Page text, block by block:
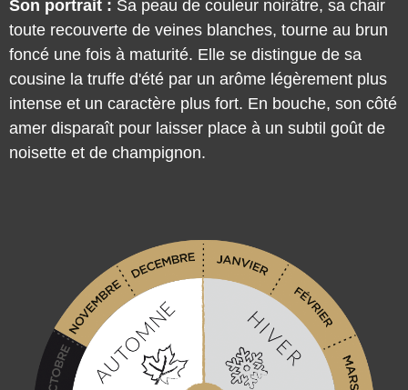
toute recouverte de veines blanches, tourne au brun
foncé une fois à maturité. Elle se distingue de sa
cousine la truffe d'été par un arôme légèrement plus
intense et un caractère plus fort. En bouche, son côté
amer disparaît pour laisser place à un subtil goût de
noisette et de champignon.